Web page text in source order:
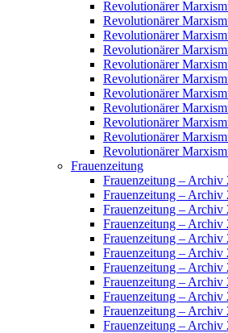
Revolutionärer
Revolutionärer
Revolutionärer
Revolutionärer
Revolutionärer
Revolutionärer
Revolutionärer
Revolutionärer
Revolutionärer
Revolutionärer
Revolutionärer
Frauenzeitung
Frauenzeitung – Archiv
Frauenzeitung – Archiv
Frauenzeitung – Archiv
Frauenzeitung – Archiv
Frauenzeitung – Archiv
Frauenzeitung – Archiv
Frauenzeitung – Archiv
Frauenzeitung – Archiv
Frauenzeitung – Archiv
Frauenzeitung – Archiv
Frauenzeitung – Archiv